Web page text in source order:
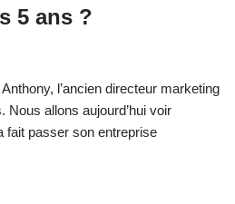
5 ans ?
l’ancien directeur marketing
Nous allons aujourd’hui voir
fait passer son entreprise